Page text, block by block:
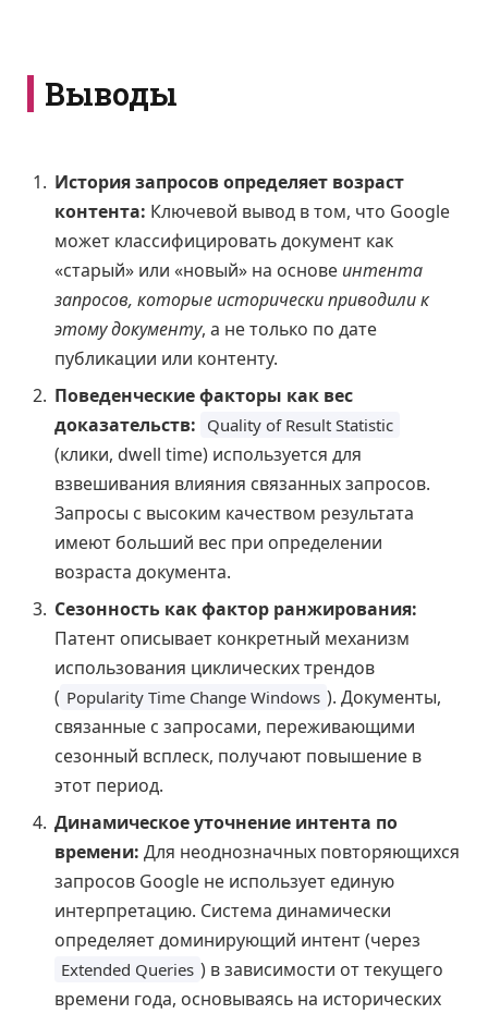
Выводы
История запросов определяет возраст
контента: Ключевой вывод в том, что Google
может классифицировать документ как
«старый» или «новый» на основе интента
запросов, которые исторически приводили к
этому документу, а не только по дате
публикации или контенту.
Поведенческие факторы как вес
доказательств: Quality of Result Statistic
(клики, dwell time) используется для
взвешивания влияния связанных запросов.
Запросы с высоким качеством результата
имеют больший вес при определении
возраста документа.
Сезонность как фактор ранжирования:
Патент описывает конкретный механизм
использования циклических трендов
( Popularity Time Change Windows ). Документы,
связанные с запросами, переживающими
сезонный всплеск, получают повышение в
этот период.
Динамическое уточнение интента по
времени: Для неоднозначных повторяющихся
запросов Google не использует единую
интерпретацию. Система динамически
определяет доминирующий интент (через
Extended Queries ) в зависимости от текущего
времени года, основываясь на исторических